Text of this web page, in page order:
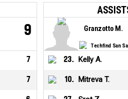
9
7
7
Granzotto M.
23. Kelly A.
10. Mitreva T.